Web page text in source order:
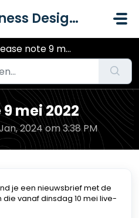
SERA Business Design B.V.
note 9 mei 2022
mei 2022
2024 om 3:38 PM
je een nieuwsbrief met de
vanaf dinsdag 10 mei live-